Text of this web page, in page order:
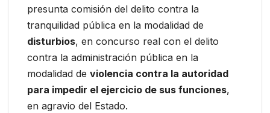
presunta comisión del delito contra la
tranquilidad pública en la modalidad de
disturbios, en concurso real con el delito
contra la administración pública en la
modalidad de violencia contra la autoridad
para impedir el ejercicio de sus funciones,
en agravio del Estado.